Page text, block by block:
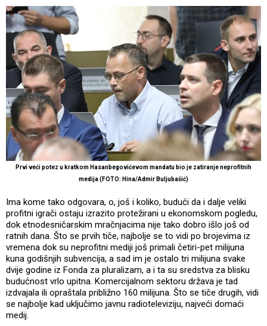
Prvi veći potez u kratkom Hasanbegovićevom mandatu bio je zatiranje neprofitnih
medija(FOTO: Hina/Admir Buljubašić)
Ima kome tako odgovara, o, još i koliko, budući da i dalje veliki
profitni igrači ostaju izrazito protežirani u ekonomskom pogledu,
dok etnodesničarskim mračnjacima nije tako dobro išlo još od
ratnih dana. Što se prvih tiče, najbolje se to vidi po brojevima iz
vremena dok su neprofitni mediji još primali četiri-pet milijuna
kuna godišnjih subvencija, a sad im je ostalo tri milijuna svake
dvije godine iz Fonda za pluralizam, a i ta su sredstva za blisku
budućnost vrlo upitna. Komercijalnom sektoru država je tad
izdvajala ili opraštala približno 160 milijuna. Što se tiče drugih, vidi
se najbolje kad uključimo javnu radioteleviziju, najveći domaći
medij.